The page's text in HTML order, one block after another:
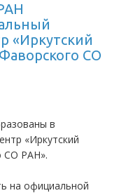
«Иркутский
СО
в
«Иркутский
СО РАН».
на официальной